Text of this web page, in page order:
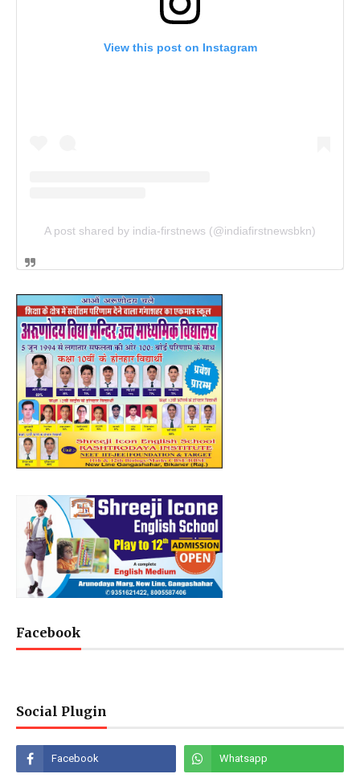
View this post on Instagram
A post shared by india-firstnews (@indiafirstnewsbkn)
Facebook
Social Plugin